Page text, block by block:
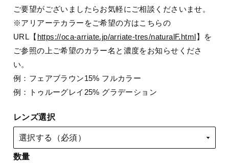
ご要望がございましたらお気軽にご相談くださいませ。
※アリアーテカラーをご希望の方はこちらの
URL【 https://oca-arriate.jp/arriate-tres/naturalF.html】を
ご参照の上ご希望のカラー名と濃度をお知らせくださ
い。
例：フェアブラウン15% フルカラー
例：トゥルーグレイ25% グラデーション
レンズ選択
数量